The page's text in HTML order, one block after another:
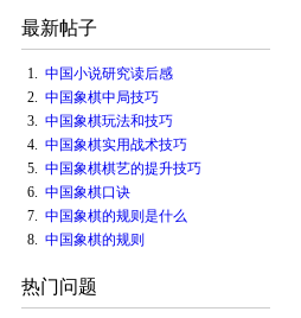
最新帖子
1. 中国小说研究读后感
2. 中国象棋中局技巧
3. 中国象棋玩法和技巧
4. 中国象棋实用战术技巧
5. 中国象棋棋艺的提升技巧
6. 中国象棋口诀
7. 中国象棋的规则是什么
8. 中国象棋的规则
热门问题